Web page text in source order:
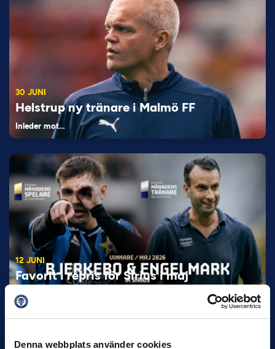
Denna webbplats använder cookies
30 JUNI
Helstrup ny tränare i Malmö FF
Inleder mot…
12 JUNI
Favorit i repris för Sirius i maj
Samma vinnare som i…